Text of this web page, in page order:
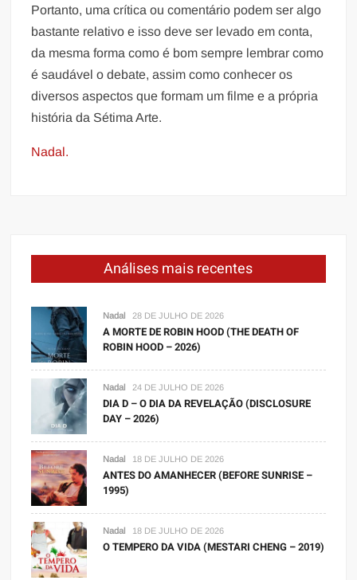
Portanto, uma crítica ou comentário podem ser algo
bastante relativo e isso deve ser levado em conta,
da mesma forma como é bom sempre lembrar como
é saudável o debate, assim como conhecer os
diversos aspectos que formam um filme e a própria
história da Sétima Arte.
Nadal.
Análises mais recentes
Nadal 28 DE JULHO DE 2026
A MORTE DE ROBIN HOOD (THE DEATH OF
ROBIN HOOD – 2026)
Nadal 24 DE JULHO DE 2026
DIA D – O DIA DA REVELAÇÃO (DISCLOSURE
DAY – 2026)
Nadal 18 DE JULHO DE 2026
ANTES DO AMANHECER (BEFORE SUNRISE –
1995)
Nadal 18 DE JULHO DE 2026
O TEMPERO DA VIDA (MESTARI CHENG – 2019)